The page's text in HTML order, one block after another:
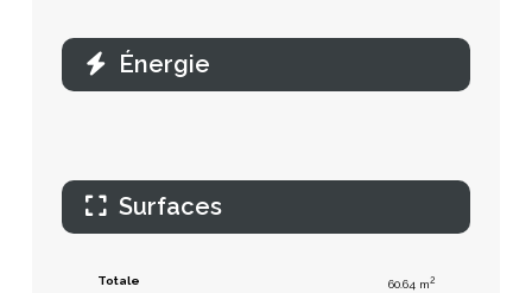
Énergie
Surfaces
Totale 60.64 m2